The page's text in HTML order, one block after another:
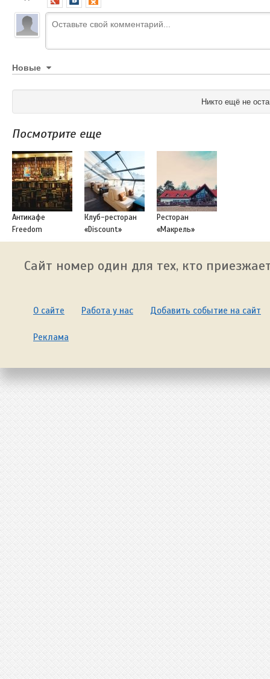
Новые
Никто ещё не
Посмотрите еще
Антикафе
Freedom
Клуб-ресторан
«Discount»
Ресторан
«Макрель»
Сайт номер один для тех, кто
О сайте Работа у нас Добавить событие на сайт
Реклама